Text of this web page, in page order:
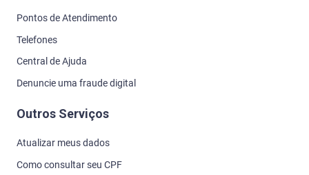
Pontos de Atendimento
Telefones
Central de Ajuda
Denuncie uma fraude digital
Outros Serviços
Atualizar meus dados
Como consultar seu CPF